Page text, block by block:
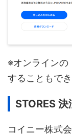
※オンラインの
することもでき
STORES 決
コイニー株式